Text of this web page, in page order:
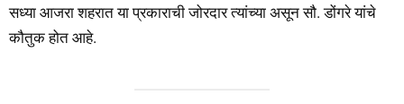
सध्या आजरा शहरात या प्रकाराची जोरदार त्यांच्या असून सौ. डोंगरे यांचे
कौतुक होत आहे.